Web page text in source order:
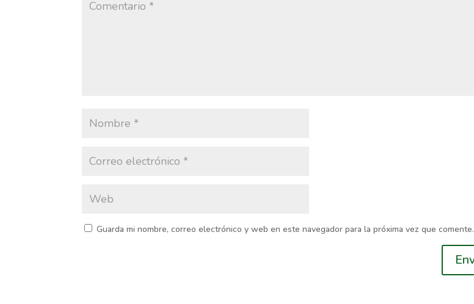
Guarda mi nombre, correo electrónico y web en este navegador para la próxima vez que comente.